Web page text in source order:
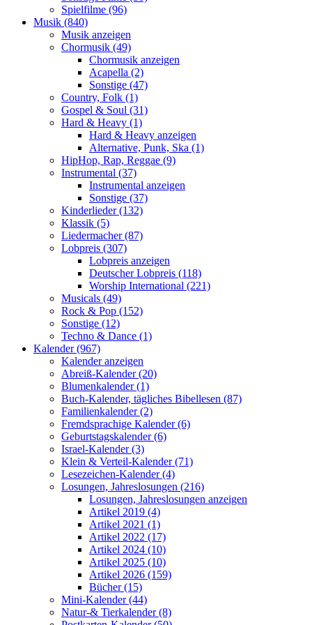
Spielfilme (96)
Musik (840)
Musik anzeigen
Chormusik (49)
Chormusik anzeigen
Acapella (2)
Sonstige (47)
Country, Folk (1)
Gospel & Soul (31)
Hard & Heavy (1)
Hard & Heavy anzeigen
Alternative, Punk, Ska (1)
HipHop, Rap, Reggae (9)
Instrumental (37)
Instrumental anzeigen
Sonstige (37)
Kinderlieder (132)
Klassik (5)
Liedermacher (87)
Lobpreis (307)
Lobpreis anzeigen
Deutscher Lobpreis (118)
Worship International (221)
Musicals (49)
Rock & Pop (152)
Sonstige (12)
Techno & Dance (1)
Kalender (967)
Kalender anzeigen
Abreiß-Kalender (20)
Blumenkalender (1)
Buch-Kalender, tägliches Bibellesen (87)
Familienkalender (2)
Fremdsprachige Kalender (6)
Geburtstagskalender (6)
Israel-Kalender (3)
Klein & Verteil-Kalender (71)
Lesezeichen-Kalender (4)
Losungen, Jahreslosungen (216)
Losungen, Jahreslosungen anzeigen
Artikel 2019 (4)
Artikel 2021 (1)
Artikel 2022 (17)
Artikel 2024 (10)
Artikel 2025 (10)
Artikel 2026 (159)
Bücher (15)
Mini-Kalender (44)
Natur-& Tierkalender (8)